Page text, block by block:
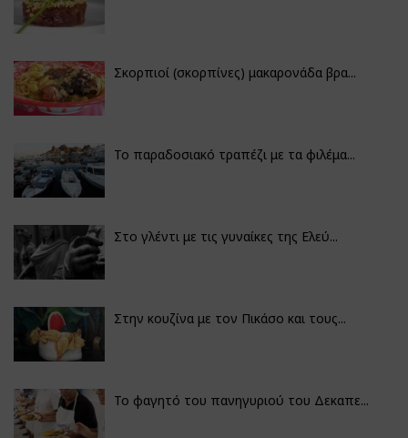
Σκορπιοί (σκορπίνες) μακαρονάδα βρα...
Το παραδοσιακό τραπέζι με τα φιλέμα...
Στο γλέντι με τις γυναίκες της Ελεύ...
Στην κουζίνα με τον Πικάσο και τους...
Το φαγητό του πανηγυριού του Δεκαπε...